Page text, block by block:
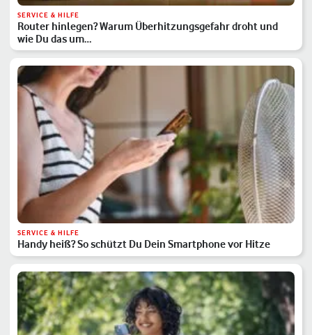
SERVICE & HILFE
Router hinlegen? Warum Überhitzungsgefahr droht und
wie Du das um…
SERVICE & HILFE
Handy heiß? So schützt Du Dein Smartphone vor Hitze